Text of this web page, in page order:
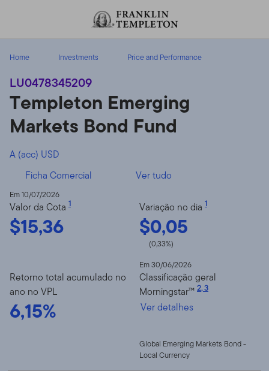
Home Investments Price and Performance
LU0478345209
Templeton Emerging
Markets Bond Fund
A (acc) USD
Ficha Comercial
Ver tudo
Em 10/07/2026
Valor da Cota 1
$15,36
Variação no dia 1
$0,05
(0,33%)
Retorno total acumulado no
ano no VPL
6,15%
Em 30/06/2026
Classificação geral
Morningstar™ 2,3
Ver detalhes
Global Emerging Markets Bond -
Local Currency